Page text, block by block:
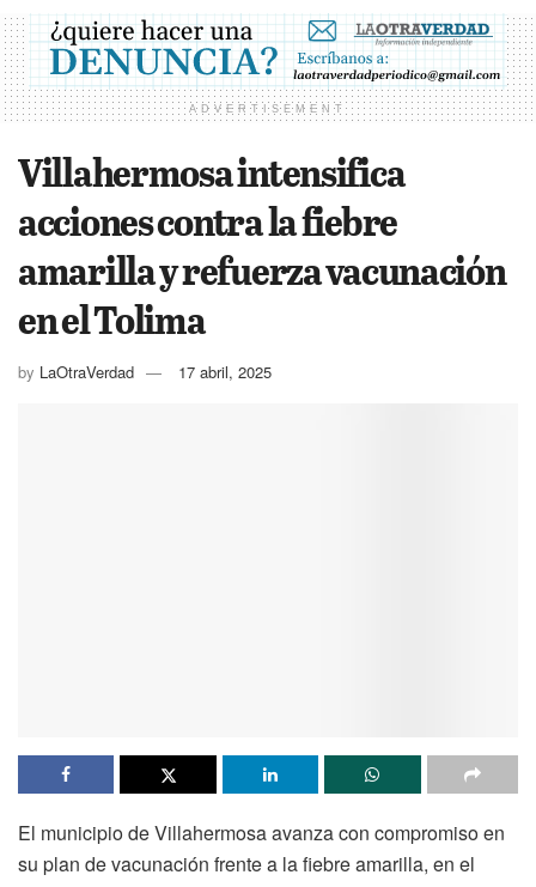
ADVERTISEMENT
Villahermosa intensifica
acciones contra la fiebre
amarilla y refuerza vacunación
en el Tolima
by LaOtraVerdad 17 abril, 2025
El municipio de Villahermosa avanza con compromiso en
su plan de vacunación frente a la fiebre amarilla, en el